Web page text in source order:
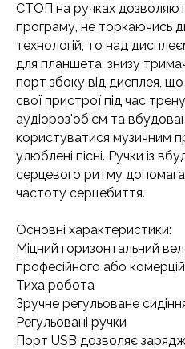
СТОП на ручках
програму, не торкаючись
технологій, то над
для планшета, знизу
порт збоку від дисплея,
свої пристрої під час
аудіороз'об'єм та
користуватися музичним
улюблені пісні. Ручки із
серцевого ритму
частоту серцебиття.
Основні характеристики:
Міцний горизонтальний
професійного або
Тиха робота
Зручне регульоване
Регульовані ручки
Порт USB дозволяє